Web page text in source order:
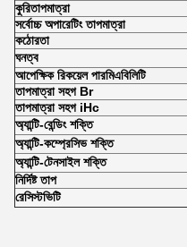
কুরিতাপমাত্রা
সর্বোচ্চ অপারেটিং তাপমাত্রা
কঠোরতা
ঘনত্ব
আপেক্ষিক রিকয়েল পারমিএবিলিটি
তাপমাত্রা সহগ Br
তাপমাত্রা সহগ iHc
অ্যান্টি-বেন্ডিং শক্তি
অ্যান্টি-কম্প্রেসিভ শক্তি
অ্যান্টি-টেনসাইল শক্তি
নির্দিষ্ট তাপ
রেসিস্টভিটি